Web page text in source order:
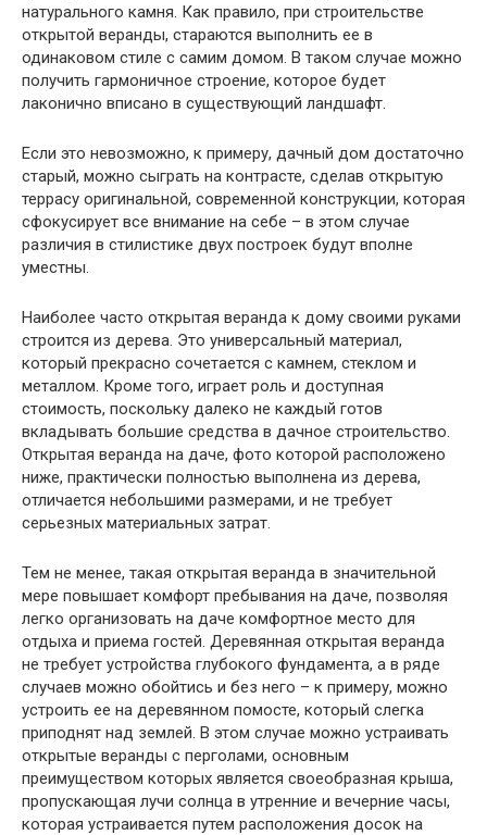
натурального камня. Как правило, при строительстве
открытой веранды, стараются выполнить ее в
одинаковом стиле с самим домом. В таком случае можно
получить гармоничное строение, которое будет
лаконично вписано в существующий ландшафт.
Если это невозможно, к примеру, дачный дом достаточно
старый, можно сыграть на контрасте, сделав открытую
террасу оригинальной, современной конструкции, которая
сфокусирует все внимание на себе – в этом случае
различия в стилистике двух построек будут вполне
уместны.
Наиболее часто открытая веранда к дому своими руками
строится из дерева. Это универсальный материал,
который прекрасно сочетается с камнем, стеклом и
металлом. Кроме того, играет роль и доступная
стоимость, поскольку далеко не каждый готов
вкладывать большие средства в дачное строительство.
Открытая веранда на даче, фото которой расположено
ниже, практически полностью выполнена из дерева,
отличается небольшими размерами, и не требует
серьезных материальных затрат.
Тем не менее, такая открытая веранда в значительной
мере повышает комфорт пребывания на даче, позволяя
легко организовать на даче комфортное место для
отдыха и приема гостей. Деревянная открытая веранда
не требует устройства глубокого фундамента, а в ряде
случаев можно обойтись и без него – к примеру, можно
устроить ее на деревянном помосте, который слегка
приподнят над землей. В этом случае можно устраивать
открытые веранды с перголами, основным
преимуществом которых является своеобразная крыша,
пропускающая лучи солнца в утренние и вечерние часы,
которая устраивается путем расположения досок на